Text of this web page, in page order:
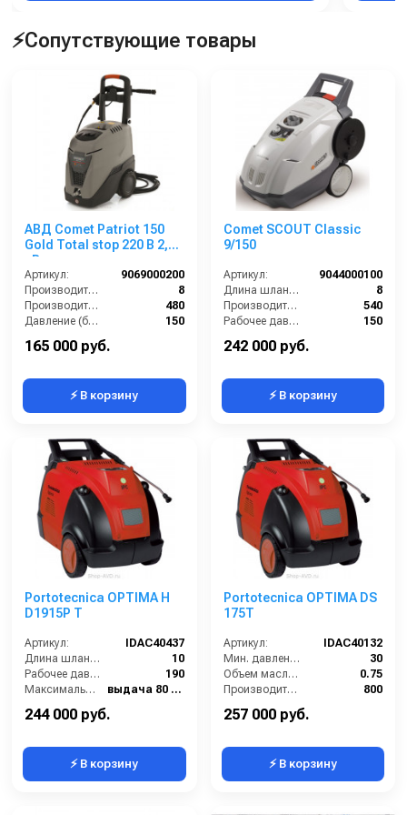
ДВИГАТЕЛЬ ВЕНТИЛЯТОРА
IP 44, 230-400 Вольт, 50-60 Гц, 2800-3200 об.мин
Спектр применения:
Выездная каналопромывочная машина.
Систему очистки миксеров от бетона.
Мойка грузового автомобиля.
Мойка маршрутного автомобиля.
Мойка поездов или трамвая.
⚡Сопутствующие товары
АВД Comet Patriot 150
Gold Total stop 220 В 2,3
кВт
Артикул:
9069000200
Производительность (л/мин):
8
Производительность (л/ч):
480
Давление (бар):
150
165 000 руб.
⚡ В корзину
Comet SCOUT Classic
9/150
Артикул:
9044000100
Длина шланга ВД (м):
8
Производительность (л/ч):
540
Рабочее давление (бар):
150
242 000 руб.
⚡ В корзину
Portotecnica OPTIMA H
D1915P T
Артикул:
IDAC40437
Длина шланга ВД (м):
10
Рабочее давление (бар):
190
Максимальная температура воды (°C):
выдача 80 / паровая ступень 140
244 000 руб.
⚡ В корзину
Portotecnica OPTIMA DS
175T
Артикул:
IDAC40132
Мин. давление (бар):
30
Объем масла для насоса (л):
0.75
Производительность (л/ч):
800
257 000 руб.
⚡ В корзину